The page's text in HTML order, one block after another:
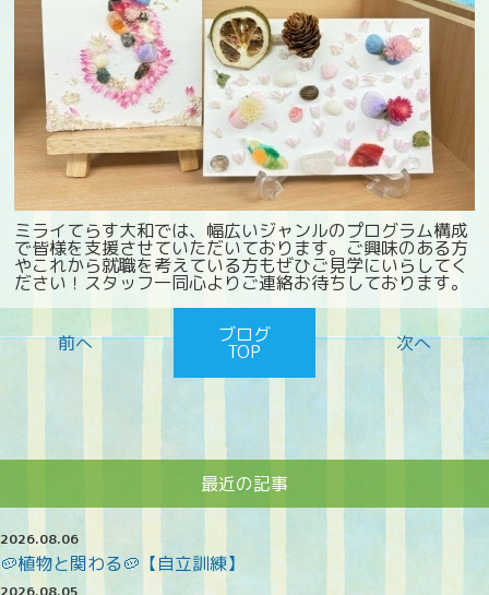
ミライてらす大和では、幅広いジャンルのプログラム構成
で皆様を支援させていただいております。ご興味のある方
やこれから就職を考えている方もぜひご見学にいらしてく
ださい！スタッフ一同心よりご連絡お待ちしております。
ブログ
TOP
最近の記事
2026.08.06
🥔植物と関わる🥔【自立訓練】